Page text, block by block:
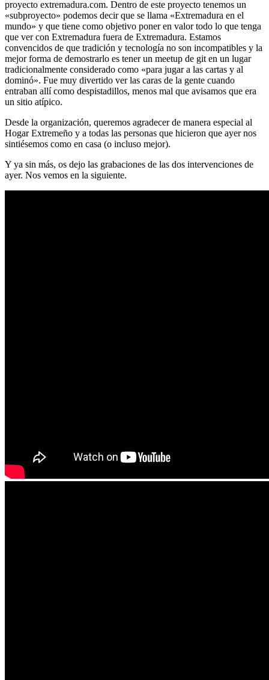
proyecto extremadura.com. Dentro de este proyecto tenemos un
«subproyecto» podemos decir que se llama «Extremadura en el
mundo» y que tiene como objetivo poner en valor todo lo que tenga
que ver con Extremadura fuera de Extremadura. Estamos
convencidos de que tradición y tecnología no son incompatibles y la
mejor forma de demostrarlo es tener un meetup de git en un lugar
tradicionalmente considerado como «para jugar a las cartas y al
dominó». Fue muy divertido ver las caras de la gente cuando
entraban allí como despistadillos, menos mal que avisamos que era
un sitio atípico.
Desde la organización, queremos agradecer de manera especial al
Hogar Extremeño y a todas las personas que hicieron que ayer nos
sintiésemos como en casa (o incluso mejor).
Y ya sin más, os dejo las grabaciones de las dos intervenciones de
ayer. Nos vemos en la siguiente.